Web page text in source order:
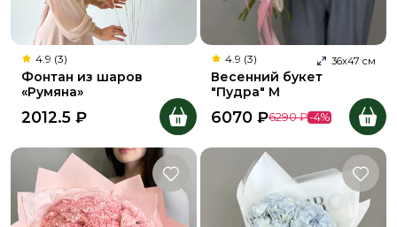
4.9 (3)
Фонтан из шаров
«Румяна»
2012.5 ₽
4.9 (3) 36х47 см
Весенний букет
"Пудра" M
6070 ₽6290 ₽-4%